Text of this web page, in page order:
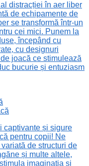
distracției în aer liber
de echipamente de
se transformă într-un
cei mici. Punem la
începând cu
cu designuri
joacă ce stimulează
bucurie și entuziasm
captivante și sigure
pentru copii! Ne
de structuri de
și multe altele,
imaginația și